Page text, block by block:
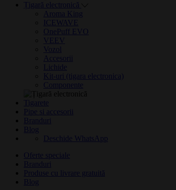
Țigară electronică
Aroma King
ICEWAVE
OnePuff EVO
VEEV
Vozol
Accesorii
Lichide
Kit-uri (tigara electronica)
Componente
Tigarete
Pipe si accesorii
Branduri
Blog
Deschide WhatsApp
Oferte speciale
Branduri
Produse cu livrare gratuită
Blog